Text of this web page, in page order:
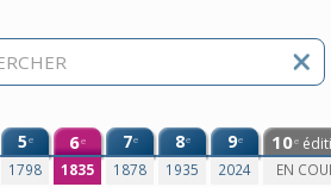
5e
1798
6e
1835
7e
1878
8e
1935
9e
2024
10e
EN